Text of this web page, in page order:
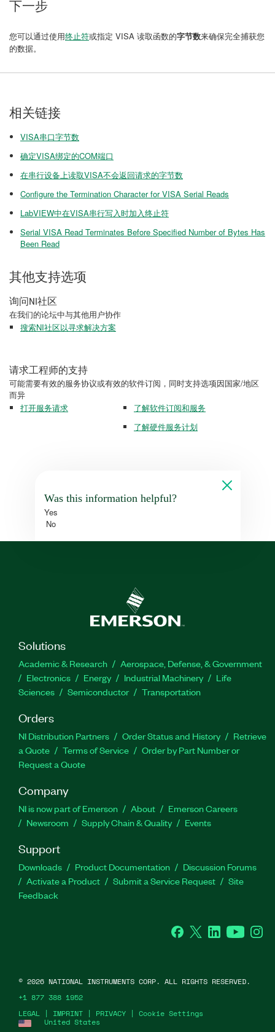
下一步
您可以通过使用终止符或指定 VISA 读取函数的字节数来确保完全捕获您
的数据。
相关链接
VISA串口字节数
确定VISA绑定的COM端口
在串行设备上读取VISA不会返回请求的字节数
Configure the Termination Character for VISA Serial Reads
LabVIEW中在VISA串行写入时加入终止符
Serial VISA Read Terminates Before Specified Number of Bytes Has
Been Read
其他支持选项
询问NI社区
在我们的论坛中与其他用户协作
搜索NI社区以寻求解决方案
请求工程师的支持
可能需要有效的服务协议或有效的软件订阅，同时支持选项因国家/地区
而异
打开服务请求
了解软件订阅和服务
了解硬件服务计划
Was this information helpful?
Yes
No
Solutions
Academic & Research
Aerospace, Defense, & Government
Electronics
Energy Industrial Machinery
Life
Sciences
Semiconductor Transportation
Orders
NI Distribution Partners Order Status and History
Retrieve
a Quote
Terms of Service
Order by Part Number or
Request a Quote
Company
NI is now part of Emerson About
Emerson Careers
Newsroom
Supply Chain & Quality Events
Support
Downloads Product Documentation
Discussion Forums
Activate a Product
Submit a Service Request
Site
Feedback
Facebook
Twitter LinkedInYouTube
United States
LEGAL IMPRINT PRIVACY Cookie Settings
© 2026 NATIONAL INSTRUMENTS CORP. ALL RIGHTS RESERVED.
+1 877 388 1952